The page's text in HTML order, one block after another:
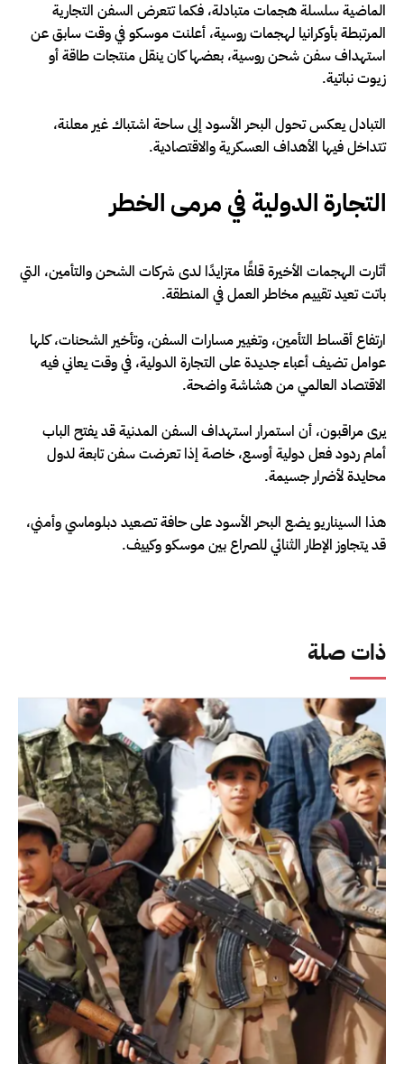
ذات صلة
الماضية سلسلة هجمات متبادلة، فكما تتعرض السفن التجارية
المرتبطة بأوكرانيا لهجمات روسية، أعلنت موسكو في وقت سابق عن
استهداف سفن شحن روسية، بعضها كان ينقل منتجات طاقة أو
زيوت نباتية.
التبادل يعكس تحول البحر الأسود إلى ساحة اشتباك غير معلنة،
تتداخل فيها الأهداف العسكرية والاقتصادية.
التجارة الدولية في مرمى الخطر
أثارت الهجمات الأخيرة قلقًا متزايدًا لدى شركات الشحن والتأمين، التي
باتت تعيد تقييم مخاطر العمل في المنطقة.
ارتفاع أقساط التأمين، وتغيير مسارات السفن، وتأخير الشحنات، كلها
عوامل تضيف أعباء جديدة على التجارة الدولية، في وقت يعاني فيه
الاقتصاد العالمي من هشاشة واضحة.
يرى مراقبون، أن استمرار استهداف السفن المدنية قد يفتح الباب
أمام ردود فعل دولية أوسع، خاصة إذا تعرضت سفن تابعة لدول
محايدة لأضرار جسيمة.
هذا السيناريو يضع البحر الأسود على حافة تصعيد دبلوماسي وأمني،
قد يتجاوز الإطار الثنائي للصراع بين موسكو وكييف.